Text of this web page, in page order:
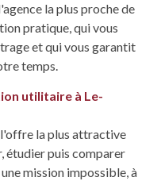
la plus proche de
pratique, qui vous
et qui vous garantit
temps.
utilitaire à Le-
l'offre la plus attractive
étudier puis comparer
mission impossible, à